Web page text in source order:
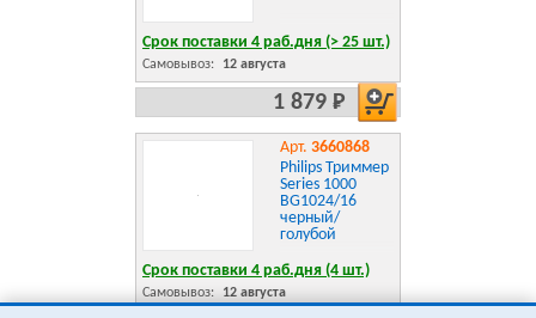
Срок поставки 4 раб.дня (> 25 шт.)
Самовывоз: 12 августа
1 879 Р
Арт. 3660868
Philips Триммер
Series 1000
BG1024/16
черный/
голубой
Срок поставки 4 раб.дня (4 шт.)
Самовывоз: 12 августа